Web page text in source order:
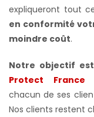
expliqueront tout
en conformité
moindre coût.
Notre objectif
Protect France
chacun de ses
Nos clients restent